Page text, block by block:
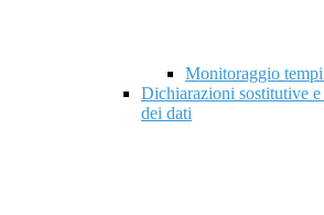
Monitoraggio
Dichiarazioni sostitutive
dei dati